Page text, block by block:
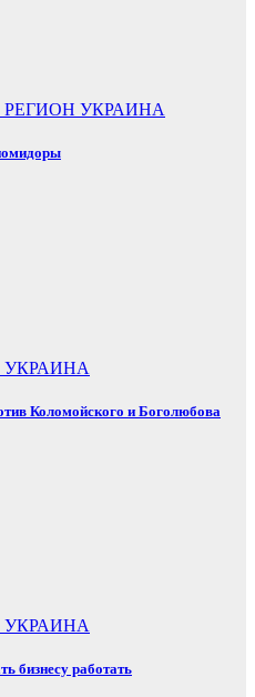
РЕГИОН УКРАИНА
УКРАИНА
Коломойского и Боголюбова
УКРАИНА
бизнесу работать